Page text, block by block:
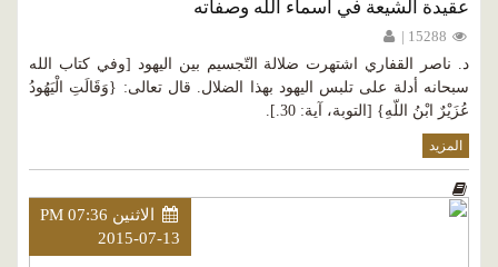
عقيدة الشيعة في أسماء الله وصفاته
د. ناصر القفاري اشتهرت ضلالة التّجسيم بين اليهود [وفي كتاب الله
سبحانه أدلة على تلبس اليهود بهذا الضلال. قال تعالى: {وَقَالَتِ الْيَهُودُ
عُزَيْرٌ ابْنُ اللّهِ} [التوبة، آية: 30.].
المزيد
الاثنين PM 07:36
2015-07-13